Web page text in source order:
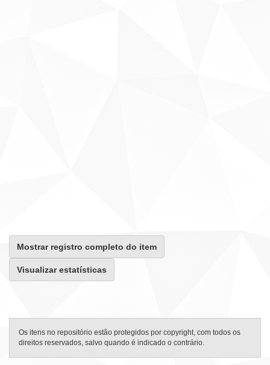
Mostrar registro completo do item
Visualizar estatísticas
Os itens no repositório estão protegidos por copyright, com todos os
direitos reservados, salvo quando é indicado o contrário.